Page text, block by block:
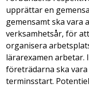
upprättar en
gemensamt ska vara
verksamhetsår, för
organisera
lärarexamen arbetar.
företrädarna ska
terminsstart.